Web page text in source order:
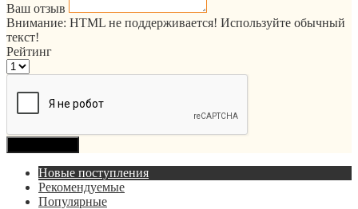
Ваш отзыв
Внимание: HTML не поддерживается! Используйте обычный
текст!
Рейтинг
Новые поступления
Рекомендуемые
Популярные